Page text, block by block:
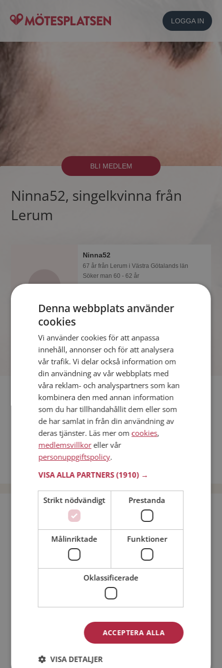
LOGGA IN
BLI MEDLEM
Ninna52, singelkvinna från
Lerum
Ninna52
67 år från Lerum i Västra Götalands län
Söker man 60 - 62 år
tankspridd eller händig! Det är enklare
Fler singlar
Fler singelkvinnor från Lerum gabriella 58 Hugs4you
Män från Lerum
Dejta kvinnor i Sverige
Bli medlem utan kostnad!
Jag är en: Man Kvinna
Min ålder:
Denna webbplats använder
cookies
Vi använder cookies för att anpassa
innehåll, annonser och för att analysera
vår trafik. Vi delar också information om
din användning av vår webbplats med
våra reklam- och analyspartners som kan
kombinera den med annan information
som du har tillhandahållit dem eller som
de har samlat in från din användning av
deras tjänster. Läs mer om cookies,
medlemsvillkoreller vår
personuppgiftspolicy.
VISA ALLA PARTNERS(1910) →
Strikt nödvändigt Prestanda
Målinriktade Funktioner
Oklassificerade
ACCEPTERA ALLA
VISA DETALJER